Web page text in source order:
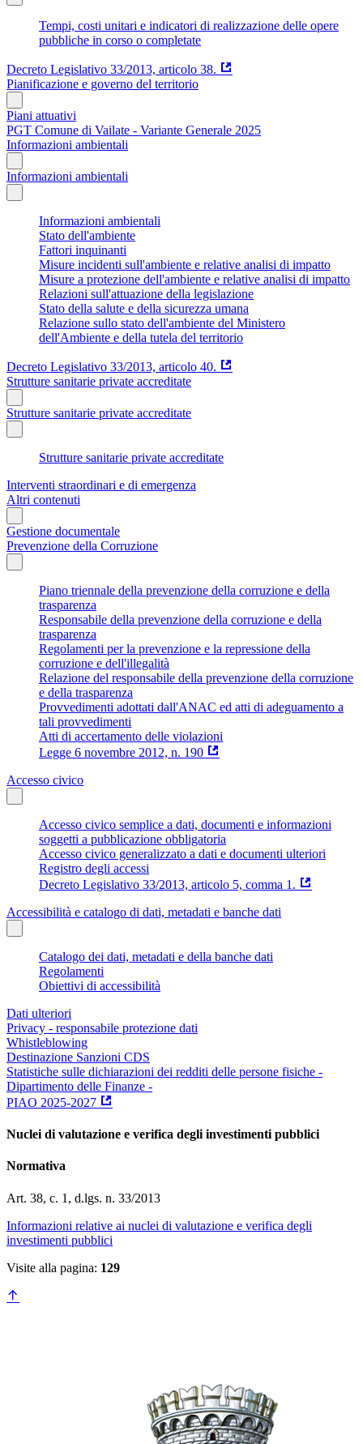
Tempi, costi unitari e indicatori di realizzazione delle opere
pubbliche in corso o completate
Decreto Legislativo 33/2013, articolo 38.
Pianificazione e governo del territorio
Piani attuativi
PGT Comune di Vailate - Variante Generale 2025
Informazioni ambientali
Informazioni ambientali
Informazioni ambientali
Stato dell'ambiente
Fattori inquinanti
Misure incidenti sull'ambiente e relative analisi di impatto
Misure a protezione dell'ambiente e relative analisi di impatto
Relazioni sull'attuazione della legislazione
Stato della salute e della sicurezza umana
Relazione sullo stato dell'ambiente del Ministero
dell'Ambiente e della tutela del territorio
Decreto Legislativo 33/2013, articolo 40.
Strutture sanitarie private accreditate
Strutture sanitarie private accreditate
Strutture sanitarie private accreditate
Interventi straordinari e di emergenza
Altri contenuti
Gestione documentale
Prevenzione della Corruzione
Piano triennale della prevenzione della corruzione e della
trasparenza
Responsabile della prevenzione della corruzione e della
trasparenza
Regolamenti per la prevenzione e la repressione della
corruzione e dell'illegalità
Relazione del responsabile della prevenzione della corruzione
e della trasparenza
Provvedimenti adottati dall'ANAC ed atti di adeguamento a
tali provvedimenti
Atti di accertamento delle violazioni
Legge 6 novembre 2012, n. 190
Accesso civico
Accesso civico semplice a dati, documenti e informazioni
soggetti a pubblicazione obbligatoria
Accesso civico generalizzato a dati e documenti ulteriori
Registro degli accessi
Decreto Legislativo 33/2013, articolo 5, comma 1.
Accessibilità e catalogo di dati, metadati e banche dati
Catalogo dei dati, metadati e della banche dati
Regolamenti
Obiettivi di accessibilità
Dati ulteriori
Privacy - responsabile protezione dati
Whistleblowing
Destinazione Sanzioni CDS
Statistiche sulle dichiarazioni dei redditi delle persone fisiche -
Dipartimento delle Finanze -
PIAO 2025-2027
Nuclei di valutazione e verifica degli investimenti pubblici
Normativa
Art. 38, c. 1, d.lgs. n. 33/2013
Informazioni relative ai nuclei di valutazione e verifica degli
investimenti pubblici
Visite alla pagina: 129